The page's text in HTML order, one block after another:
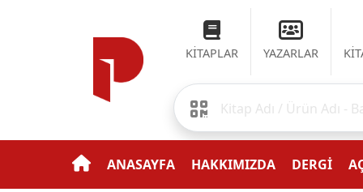
KİTAPLAR YAZARLAR
ANASAYFA HAKKIMIZDA DERGİ